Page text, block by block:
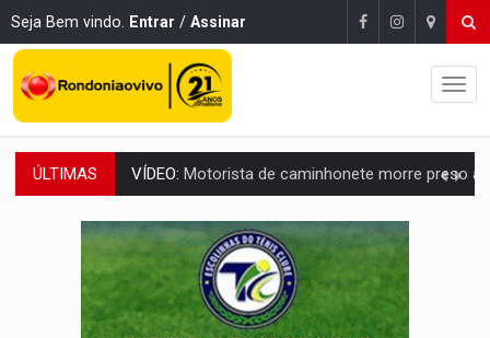
Seja Bem vindo. Entrar / Assinar
ÚLTIMAS LAZER:Seis lugares gratuitos para aproveitar o fim de semana
VÍDEO:FTICCO e Força Tática prendem membro do CV com arma e drogas
INCLUSÃO:Prefeitura fortalece parceria com a APAE para ampliar ações
DEFESA:Exército testa inovações no combate a drones durante